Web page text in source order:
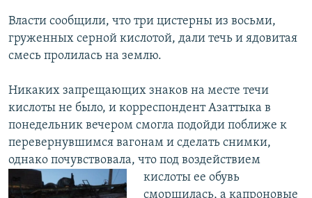
Власти сообщили, что три цистерны из восьми,
груженных серной кислотой, дали течь и ядовитая
смесь пролилась на землю.
Никаких запрещающих знаков на месте течи
кислоты не было, и корреспондент Азаттыка в
понедельник вечером смогла подойди поближе к
перевернувшимся вагонам и сделать снимки,
однако почувствовала, что под воздействием
кислоты ее обувь
сморщилась, а капроновые